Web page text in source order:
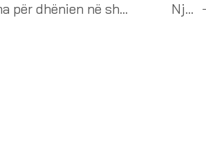
Nënshkruhet kontrata me Kryetarin e Kryeqytetit Z. Rama për dhënien në shfrytëzim të pronës komunale Njoftim